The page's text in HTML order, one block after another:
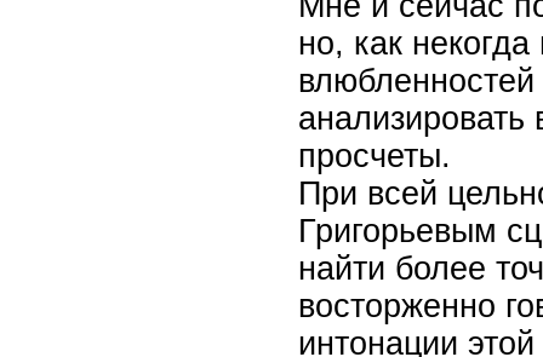
но, как
просчеты.
При всей
Григорьевым
найти более
восторженно
интонации